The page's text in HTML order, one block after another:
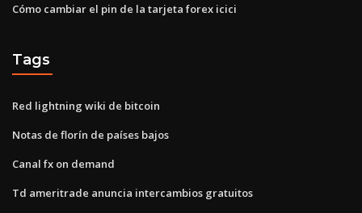
Cómo cambiar el pin de la tarjeta forex icici
Tags
Red lightning wiki de bitcoin
Notas de florín de países bajos
Canal fx on demand
Td ameritrade anuncia intercambios gratuitos